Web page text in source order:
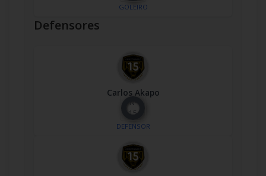
GOLEIRO
Defensores
Carlos Akapo
Nº
15
DEFENSOR